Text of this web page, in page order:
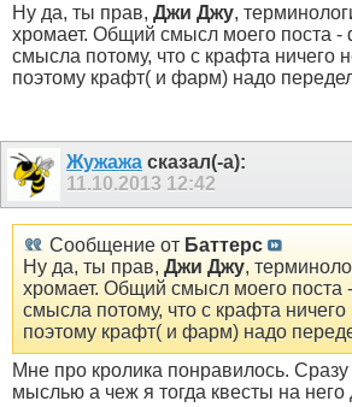
Ну да, ты прав, Джи Джу,
хромает. Общий смысл моего поста -
смысла потому, что с крафта ничего
поэтому крафт( и фарм) надо
Жужажа сказал(-а):
11.10.2013 12:42
Сообщение от Баттерс
Ну да, ты прав, Джи Джу,
хромает. Общий смысл моего поста
смысла потому, что с крафта ничего
поэтому крафт( и фарм) надо
Мне про кролика понравилось.
мыслью а чеж я тогда квесты на него